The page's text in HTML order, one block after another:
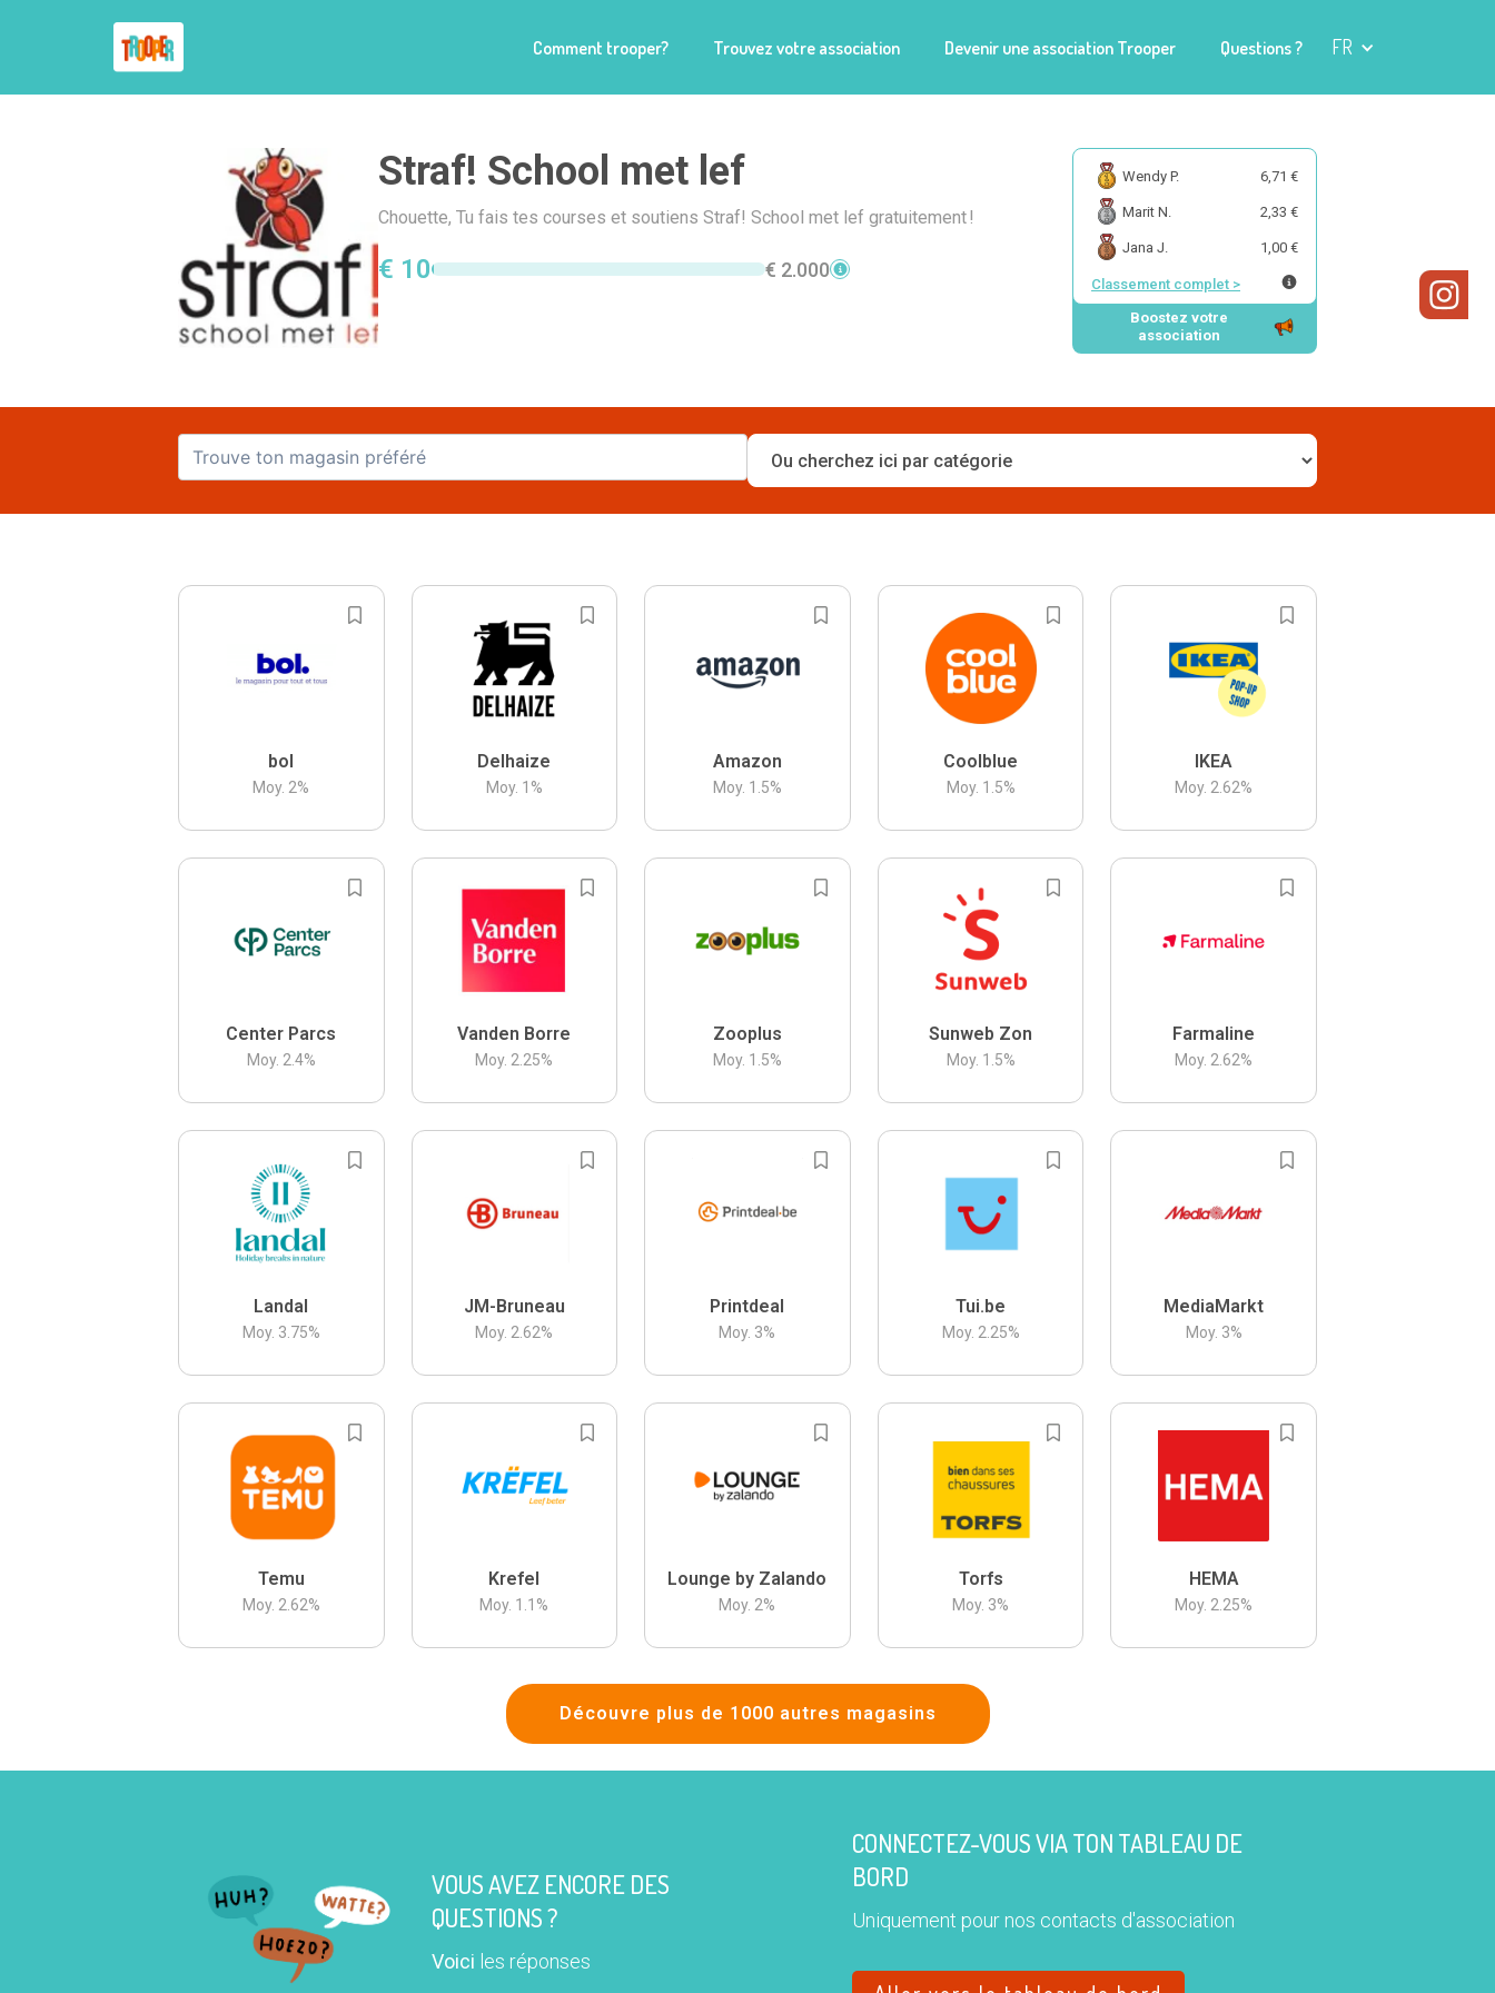
Comment trooper? Trouvez votre association Devenir une association Trooper Questions ? FR
Straf! School met lef
Chouette, Tu fais tes courses et soutiens Straf! School met lef gratuitement !
€ 10 € 2.000
Wendy P. 6,71 €
Marit N. 2,33 €
Jana J. 1,00 €
Classement complet >
Boostez votre
association
bol
Moy. 2%
Delhaize
Moy. 1 %
Amazon
Moy. 1.5%
Coolblue
Moy. 1.5%
IKEA
Moy. 2.62%
Center Parcs
Moy. 2.4%
Vanden Borre
Moy. 2.25%
Zooplus
Moy. 1.5%
Sunweb Zon
Moy. 1.5%
Farmaline
Moy. 2.62%
Landal
Moy. 3.75%
JM-Bruneau
Moy. 2.62%
Printdeal
Moy. 3%
Tui.be
Moy. 2.25%
MediaMarkt
Moy. 3%
Temu
Moy. 2.62%
Krefel
Moy. 1.1 %
Lounge by Zalando
Moy. 2%
Torfs
Moy. 3%
HEMA
Moy. 2.25%
Découvre plus de 1000 autres magasins
VOUS AVEZ ENCORE DES
QUESTIONS ?
Voici les réponses
CONNECTEZ-VOUS VIA TON TABLEAU DE
BORD
Uniquement pour nos contacts d'association